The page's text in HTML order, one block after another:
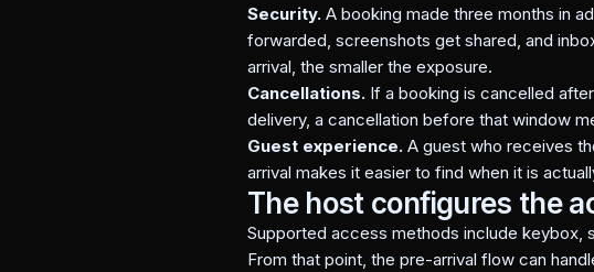
Security. A booking made three months in
forwarded, screenshots get shared, and
arrival, the smaller the exposure.
Cancellations. If a booking is cancelled
delivery, a cancellation before that window
Guest experience. A guest who receives
arrival makes it easier to find when it is
The host configures the
Supported access methods include keybox,
From that point, the pre-arrival flow can